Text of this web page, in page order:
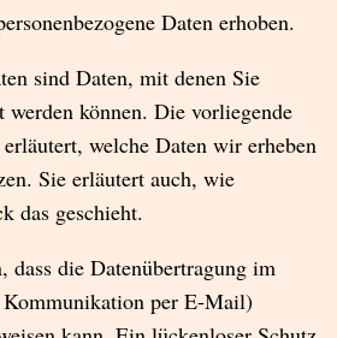
Daten erhoben.
sind Daten, mit denen Sie
können. Die vorliegende
welche Daten wir erheben
Sie erläutert auch, wie
das geschieht.
dass die Datenübertragung im
per E-Mail)